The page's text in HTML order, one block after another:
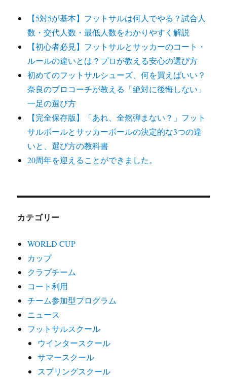
【5対5が基本】フットサルは何人でやる？試合人
数・交代人数・最低人数をわかりやすく解説
【初心者必見】フットサルとサッカーのコート・
ルールの違いとは？プロが教える安心の選び方
初めてのフットサルシューズ、何を買えばいい？
奈良のプロコーチが教える「絶対に後悔しない」
一足の選び方
【完全保存版】「あれ、全然弾まない？」フット
サルボールとサッカーボールの決定的な3つの違
いと、選び方の教科書
20周年を迎えることができました。
カテゴリー
WORLD CUP
カップ
クラブチーム
コート利用
チーム参加型プログラム
ニュース
フットサルスクール
ウインタースクール
サマースクール
スプリングスクール